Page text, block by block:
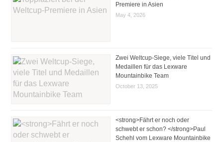
Premiere in Asien
May 4, 2026
Zwei Weltcup-Siege, viele Titel und
Medaillen für das Lexware
Mountainbike Team
October 13, 2025
<strong>Fährt er noch oder
schwebt er schon? </strong>Paul
Schehl vom Lexware Mountainbike